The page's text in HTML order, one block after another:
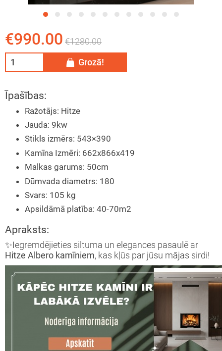
€990.00 €1280.00
Grozā!
Īpašības:
Ražotājs: Hitze
Jauda: 9kw
Stikls izmērs: 543×390
Kamīna Izmēri: 662x866x419
Malkas garums: 50cm
Dūmvada diametrs: 180
Svars: 105 kg
Apsildāmā platība: 40-70m2
Apraksts:
✨Iegremdējieties siltuma un elegances pasaulē ar
Hitze Albero kamīniem, kas kļūs par jūsu mājas sirdi!
instrukcija
kamīns
konkurss